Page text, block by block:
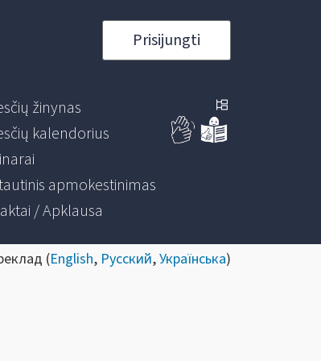
Prisijungti
žinynas
kalendorius
apmokestinimas
/ Apklausa
(English, Русский,Українська)